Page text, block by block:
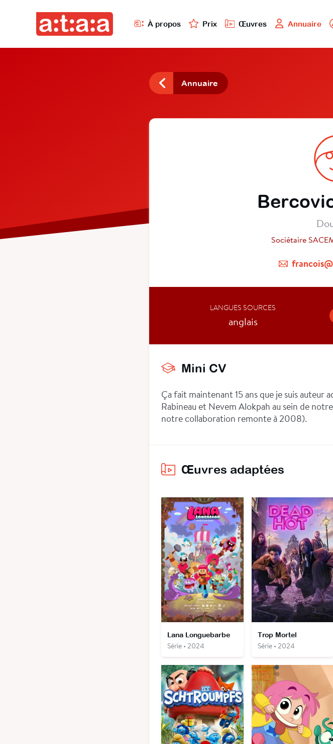
À propos Prix Œuvres Annuaire
Annuaire
Sociétaire
LANGUES SOURCES
anglais
Mini CV
Ça fait maintenant 15 ans que je suis auteur
Rabineau et Nevem Alokpah au sein de
notre collaboration remonte à 2008).
Œuvres adaptées
Lana Longuebarbe
Série • 2024
Trop Mortel
Série • 2024